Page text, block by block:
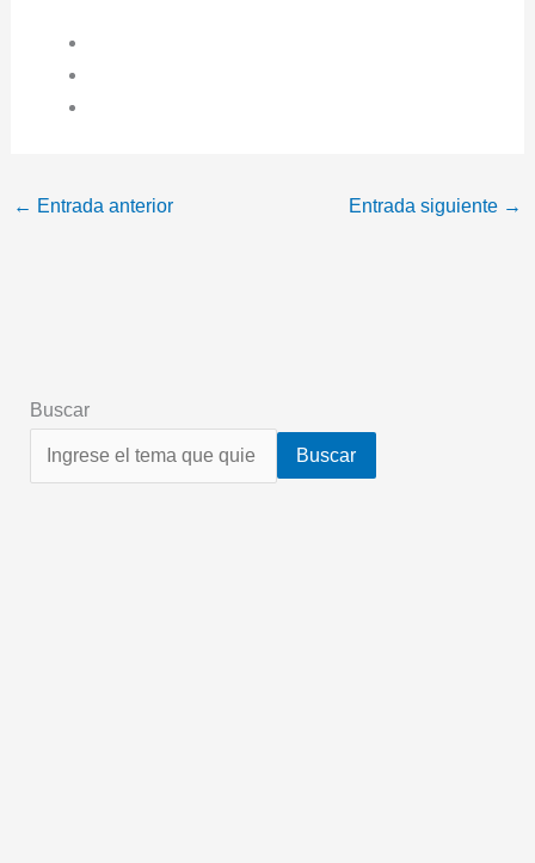
← Entrada anterior Entrada siguiente →
Buscar
Buscar